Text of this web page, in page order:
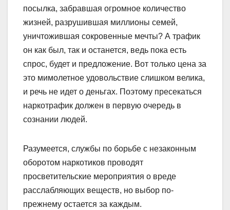
посылка, забравшая огромное количество
жизней, разрушившая миллионы семей,
уничтожившая сокровенные мечты? А трафик
он как был, так и останется, ведь пока есть
спрос, будет и предложение. Вот только цена за
это мимолетное удовольствие слишком велика,
и речь не идет о деньгах. Поэтому пресекаться
наркотрафик должен в первую очередь в
сознании людей.
Разумеется, службы по борьбе с незаконным
оборотом наркотиков проводят
просветительские мероприятия о вреде
расслабляющих веществ, но выбор по-
прежнему остается за каждым.